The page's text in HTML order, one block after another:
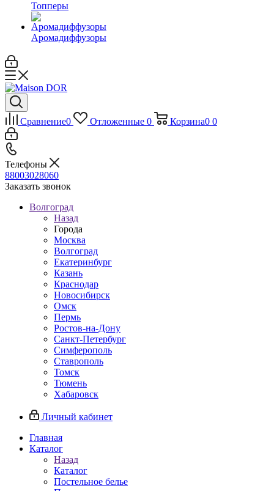
Топперы
Аромадиффузоры
Сравнение0 Отложенные 0 Корзина0 0
Телефоны
88003028060
Заказать звонок
Волгоград
Назад
Города
Москва
Волгоград
Екатеринбург
Казань
Краснодар
Новосибирск
Омск
Пермь
Ростов-на-Дону
Санкт-Петербург
Симферополь
Ставрополь
Томск
Тюмень
Хабаровск
Личный кабинет
Главная
Каталог
Назад
Каталог
Постельное белье